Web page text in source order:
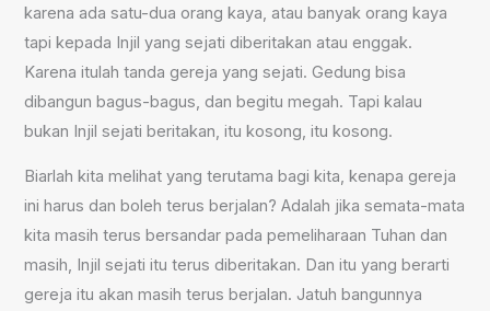
karena ada satu-dua orang kaya, atau banyak orang kaya
tapi kepada Injil yang sejati diberitakan atau enggak.
Karena itulah tanda gereja yang sejati. Gedung bisa
dibangun bagus-bagus, dan begitu megah. Tapi kalau
bukan Injil sejati beritakan, itu kosong, itu kosong.
Biarlah kita melihat yang terutama bagi kita, kenapa gereja
ini harus dan boleh terus berjalan? Adalah jika semata-mata
kita masih terus bersandar pada pemeliharaan Tuhan dan
masih, Injil sejati itu terus diberitakan. Dan itu yang berarti
gereja itu akan masih terus berjalan. Jatuh bangunnya